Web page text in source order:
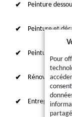
Peinture
Peinture et
Peinture sur
Rénovation
Entreprise de
Pour